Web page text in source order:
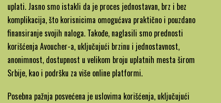
uplati. Jasno smo istakli da je proces jednostavan, brz i bez
komplikacija, što korisnicima omogućava praktično i pouzdano
finansiranje svojih naloga. Takođe, naglasili smo prednosti
korišćenja Avoucher-a, uključujući brzinu i jednostavnost,
anonimnost, dostupnost u velikom broju uplatnih mesta širom
Srbije, kao i podršku za više online platformi.
Posebna pažnja posvećena je uslovima korišćenja, uključujući